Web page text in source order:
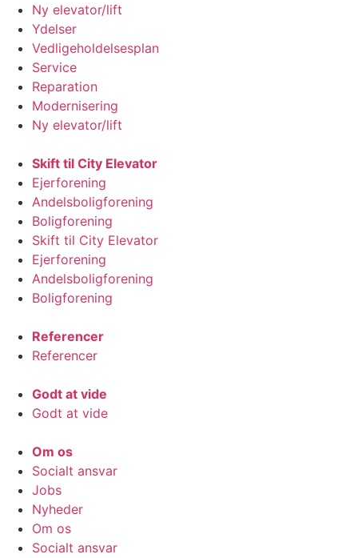
Ny elevator/lift
Ydelser
Vedligeholdelsesplan
Service
Reparation
Modernisering
Ny elevator/lift
Skift til City Elevator
Ejerforening
Andelsboligforening
Boligforening
Skift til City Elevator
Ejerforening
Andelsboligforening
Boligforening
Referencer
Referencer
Godt at vide
Godt at vide
Om os
Socialt ansvar
Jobs
Nyheder
Om os
Socialt ansvar